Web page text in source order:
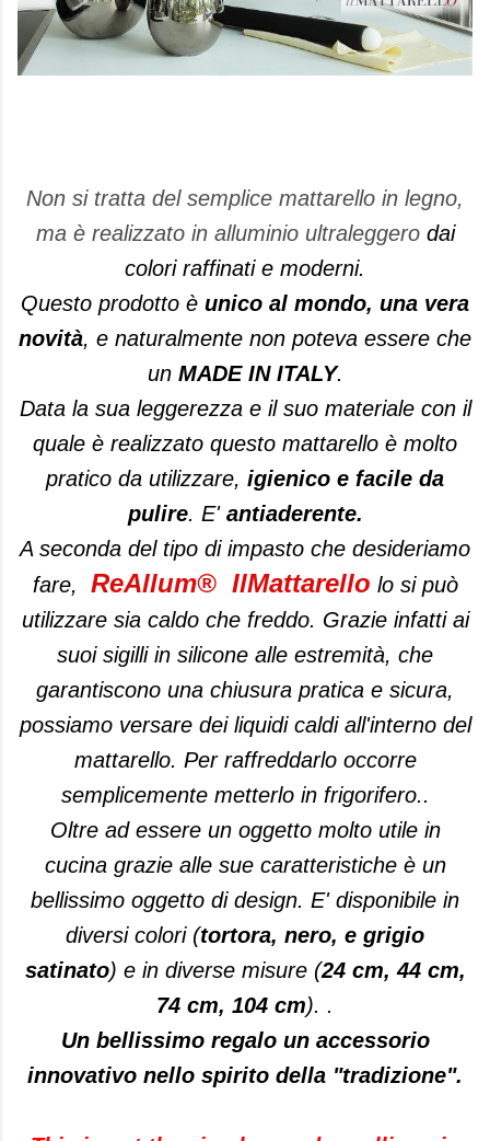
Non si tratta del semplice mattarello in legno,
ma è realizzato in alluminio ultraleggero dai
colori raffinati e moderni.
Questo prodotto è unico al mondo, una vera
novità, e naturalmente non poteva essere che
un MADE IN ITALY.
Data la sua leggerezza e il suo materiale con il
quale è realizzato questo mattarello è molto
pratico da utilizzare, igienico e facile da
pulire. E' antiaderente.
A seconda del tipo di impasto che desideriamo
fare, ReAllum® IlMattarello lo si può
utilizzare sia caldo che freddo. Grazie infatti ai
suoi sigilli in silicone alle estremità, che
garantiscono una chiusura pratica e sicura,
possiamo versare dei liquidi caldi all'interno del
mattarello. Per raffreddarlo occorre
semplicemente metterlo in frigorifero..
Oltre ad essere un oggetto molto utile in
cucina grazie alle sue caratteristiche è un
bellissimo oggetto di design. E' disponibile in
diversi colori (tortora, nero, e grigio
satinato) e in diverse misure (24 cm, 44 cm,
74 cm, 104 cm). .
Un bellissimo regalo un accessorio
innovativo nello spirito della "tradizione".